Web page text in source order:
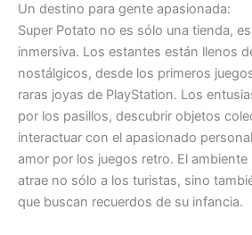
Un destino para gente apasionada:
Super Potato no es sólo una tienda,
inmersiva. Los estantes están llenos
nostálgicos, desde los primeros
raras joyas de PlayStation. Los
por los pasillos, descubrir objetos
interactuar con el apasionado
amor por los juegos retro. El ambiente
atrae no sólo a los turistas, sino
que buscan recuerdos de su infancia.